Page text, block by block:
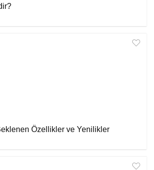
Özellikler ve Yenilikler